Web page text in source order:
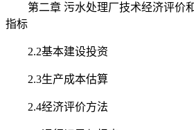
第二章 污水处理厂技术经济评价
指标
2.2基本建设投资
2.3生产成本估算
2.4经济评价方法